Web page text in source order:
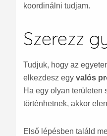
koordinálni tudjam.
Szerezz
Tudjuk, hogy az
elkezdesz egy valós
Ha egy olyan területen
történhetnek, akkor
Első lépésben találd